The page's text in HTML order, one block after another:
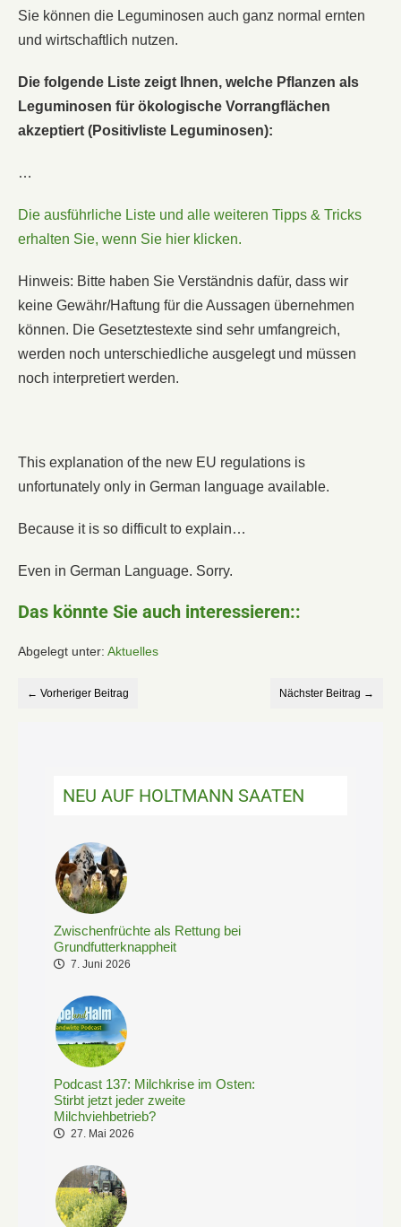
Sie können die Leguminosen auch ganz normal ernten
und wirtschaftlich nutzen.
Die folgende Liste zeigt Ihnen, welche Pflanzen als
Leguminosen für ökologische Vorrangflächen
akzeptiert (Positivliste Leguminosen):
…
Die ausführliche Liste und alle weiteren Tipps & Tricks
erhalten Sie, wenn Sie hier klicken.
Hinweis: Bitte haben Sie Verständnis dafür, dass wir
keine Gewähr/Haftung für die Aussagen übernehmen
können. Die Gesetztestexte sind sehr umfangreich,
werden noch unterschiedliche ausgelegt und müssen
noch interpretiert werden.
This explanation of the new EU regulations is
unfortunately only in German language available.
Because it is so difficult to explain…
Even in German Language. Sorry.
Das könnte Sie auch interessieren::
Abgelegt unter: Aktuelles
← Vorheriger Beitrag Nächster Beitrag →
NEU AUF HOLTMANN SAATEN
Zwischenfrüchte als Rettung bei
Grundfutterknappheit
7. Juni 2026
Podcast 137: Milchkrise im Osten:
Stirbt jetzt jeder zweite
Milchviehbetrieb?
27. Mai 2026